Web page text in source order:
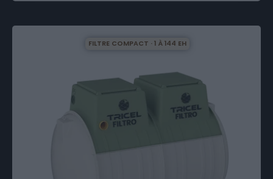
FILTRE COMPACT · 1 À 144 EH